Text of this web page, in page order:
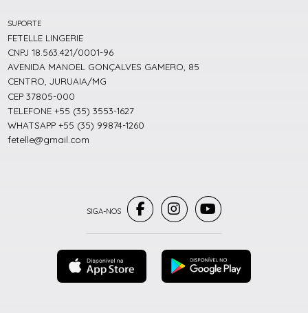
SUPORTE
FETELLE LINGERIE
CNPJ 18.563.421/0001-96
AVENIDA MANOEL GONÇALVES GAMERO, 85
CENTRO, JURUAIA/MG
CEP 37805-000
TELEFONE +55 (35) 3553-1627
WHATSAPP +55 (35) 99874-1260
fetelle@gmail.com